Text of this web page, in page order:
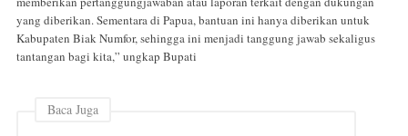
yang diberikan. Sementara di Papua, bantuan ini hanya diberikan untuk
Kabupaten Biak Numfor, sehingga ini menjadi tanggung jawab sekaligus
tantangan bagi kita,” ungkap Bupati
Baca Juga